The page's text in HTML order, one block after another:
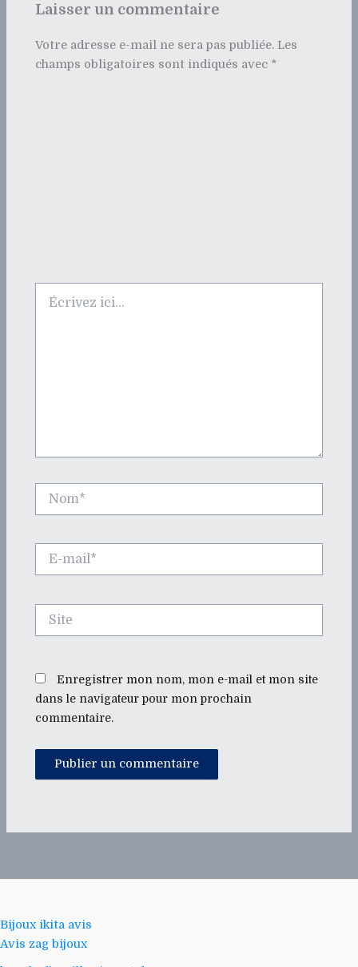
Laisser un commentaire
Votre adresse e-mail ne sera pas publiée. Les
champs obligatoires sont indiqués avec *
ici…
mail*
Enregistrer mon nom, mon e-mail et mon site
dans le navigateur pour mon prochain
commentaire.
Bijoux ikita avis
Avis zag bijoux